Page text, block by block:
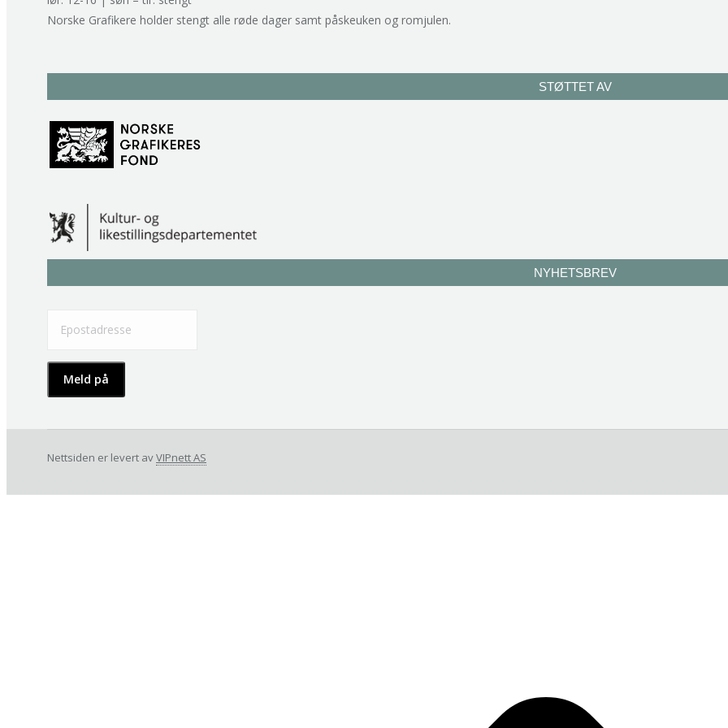
Norske Grafikere holder stengt alle røde dager samt påskeuken og romjulen.
STØTTET AV
NYHETSBREV
Nettsiden er levert avVIPnett AS